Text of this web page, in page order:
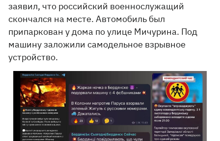
заявил, что российский военнослужащий
скончался на месте. Автомобиль был
припаркован у дома по улице Мичурина. Под
машину заложили самодельное взрывное
устройство.